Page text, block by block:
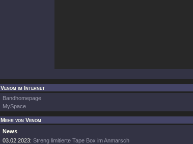
Venom im Internet
Bandhomepage
MySpace
Mehr von Venom
News
03.02.2023: Streng limitierte Tape Box im Anmarsch